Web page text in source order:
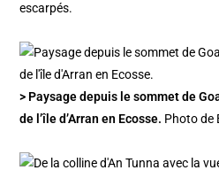
escarpés.
> Paysage depuis le sommet de
de l’île d’Arran en Ecosse. Photo de